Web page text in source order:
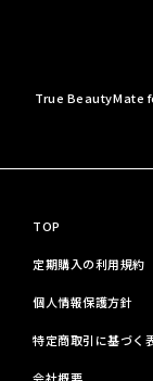
True BeautyMate
TOP
定期購入の利用規約
個人情報保護方針
特定商取引に基づく